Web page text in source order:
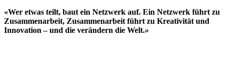
«Wer etwas teilt, baut ein Netzwerk auf. Ein Netzwerk führt zu
Zusammenarbeit, Zusammenarbeit führt zu Kreativität und
Innovation – und die verändern die Welt.»